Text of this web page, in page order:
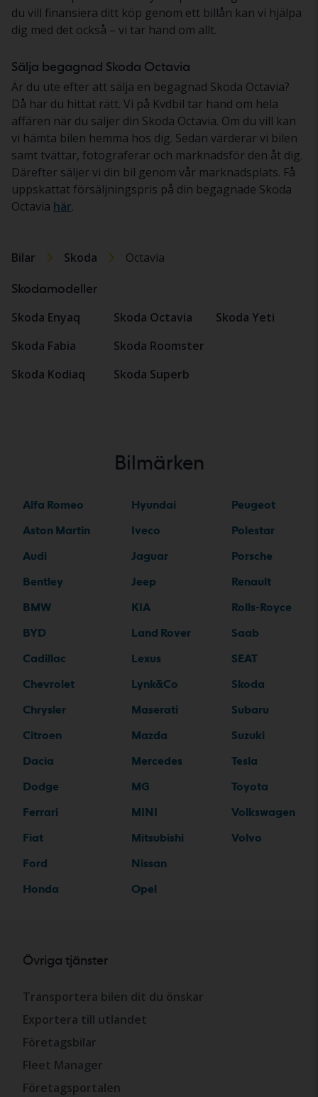
du vill finansiera ditt köp genom ett billån kan vi hjälpa
dig med det också – vi tar hand om allt.
Sälja begagnad Skoda Octavia
Är du ute efter att sälja en begagnad Skoda Octavia?
Då har du hittat rätt. Vi på Kvdbil tar hand om hela
affären när du säljer din Skoda Octavia. Om du vill kan
vi hämta bilen hemma hos dig. Sedan värderar vi bilen
samt tvättar, fotograferar och marknadsför den åt dig.
Därefter säljer vi din bil genom vår marknadsplats. Få
uppskattat försäljningspris på din begagnade Skoda
Octavia här.
Bilar Skoda Octavia
Skodamodeller
Skoda Enyaq
Skoda Fabia
Skoda Kodiaq
Skoda Octavia
Skoda Roomster
Skoda Superb
Skoda Yeti
Bilmärken
Alfa Romeo
Aston Martin
Audi
Bentley
BMW
BYD
Cadillac
Chevrolet
Chrysler
Citroen
Dacia
Dodge
Ferrari
Fiat
Ford
Honda
Hyundai
Iveco
Jaguar
Jeep
KIA
Land Rover
Lexus
Lynk&Co
Maserati
Mazda
Mercedes
MG
MINI
Mitsubishi
Nissan
Opel
Peugeot
Polestar
Porsche
Renault
Rolls-Royce
Saab
SEAT
Skoda
Subaru
Suzuki
Tesla
Toyota
Volkswagen
Volvo
Övriga tjänster
Transportera bilen dit du önskar
Exportera till utlandet
Företagsbilar
Fleet Manager
Företagsportalen